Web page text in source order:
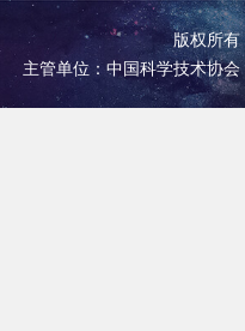
版权所
主管单位：中国科学技术协